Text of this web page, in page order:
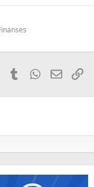
PinterestTumblrWhatsApp
E-pasts